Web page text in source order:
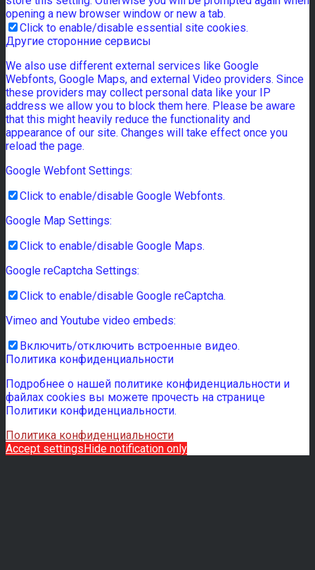
opening a new browser window or new a tab.
Click to enable/disable essential site cookies.
Другие сторонние сервисы
We also use different external services like Google
Webfonts, Google Maps, and external Video providers. Since
these providers may collect personal data like your IP
address we allow you to block them here. Please be aware
that this might heavily reduce the functionality and
appearance of our site. Changes will take effect once you
reload the page.
Google Webfont Settings:
Click to enable/disable Google Webfonts.
Google Map Settings:
Click to enable/disable Google Maps.
Google reCaptcha Settings:
Click to enable/disable Google reCaptcha.
Vimeo and Youtube video embeds:
Включить/отключить встроенные видео.
Политика конфиденциальности
Подробнее о нашей политике конфиденциальности и
файлах cookies вы можете прочесть на странице
Политики конфиденциальности.
Политика конфиденциальности
Accept settingsHide notification only